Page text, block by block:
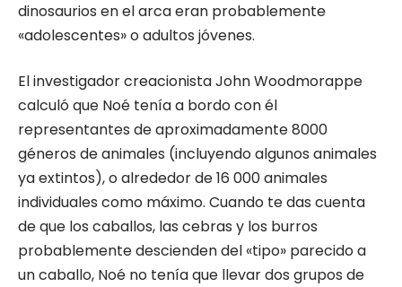
dinosaurios en el arca eran probablemente
«adolescentes» o adultos jóvenes.
El investigador creacionista John Woodmorappe
calculó que Noé tenía a bordo con él
representantes de aproximadamente 8000
géneros de animales (incluyendo algunos animales
ya extintos), o alrededor de 16 000 animales
individuales como máximo. Cuando te das cuenta
de que los caballos, las cebras y los burros
probablemente descienden del «tipo» parecido a
un caballo, Noé no tenía que llevar dos grupos de